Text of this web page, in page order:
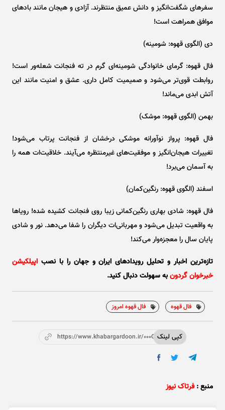
سفر‌های شگفت‌انگیز و دانش عمیق منتظرند. آزادی و هیجان مانند باد‌های
موافق همراهت است!
دی (الگوی قهوه: شومینه)
فال قهوه: گرمای خانوادگی شومینه‌ای گرم در ته فنجانت شعله‌ور است!
روابطت قوی‌تر می‌شود و صمیمیت کامل داری. عشق و امنیت مانند این
آتش ابدی می‌ماند!
بهمن (الگوی قهوه: موشک)
فال قهوه: پرواز نوآورانه موشکی درخشان از فنجانت پرتاب می‌شود!
تغییرات هیجان‌انگیز و موفقیت‌های غیرمنتظره می‌آیند. خلاقیت‌ات همه را
به آسمان می‌برد!
اسفند (الگوی قهوه: رنگین‌کمان)
فال قهوه: شادی بهاری رنگین‌کمانی زیبا روی فنجانت کشیده شده! رویا‌ها
به واقعیت تبدیل می‌شود و مهربانی‌ات دیگران را شفا می‌دهد. نور و شادی
پایان سال را معجزه‌وار می‌کند!
تازه‌ترین اخبار و تحلیل‌ رویدادهای ایران و جهان را با نصب اپیلکیشن
خبرخوان گردونبه سهولت دنبال کنید.
فال قهوه فال قهوه امروز
کپی لینکhttps://www.khabargardoon.ir/000OVf
منبع : فرتاک نیوز